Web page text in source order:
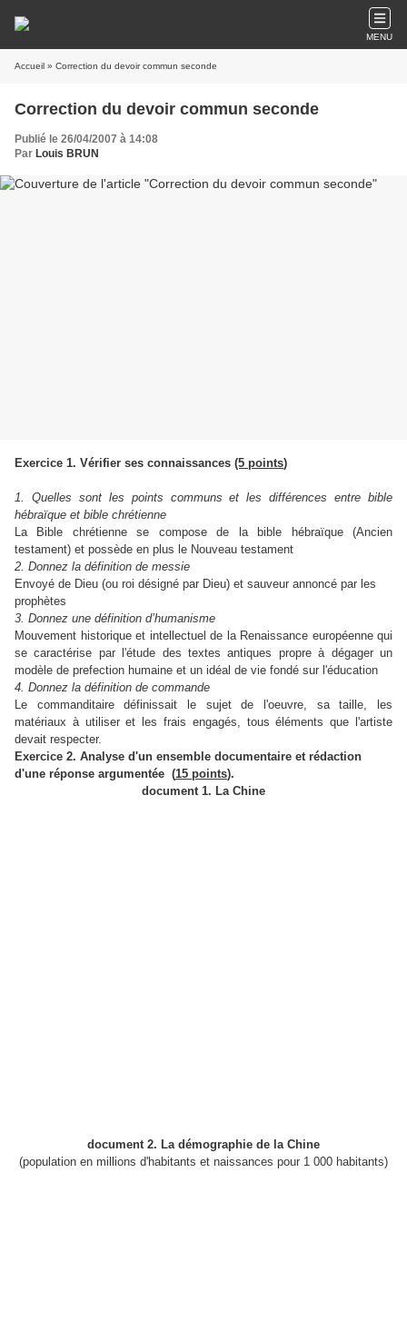
MENU
Accueil » Correction du devoir commun seconde
Correction du devoir commun seconde
Publié le 26/04/2007 à 14:08
Par Louis BRUN
Exercice 1. Vérifier ses connaissances (5 points)
1. Quelles sont les points communs et les différences entre bible
hébraïque et bible chrétienne
La Bible chrétienne se compose de la bible hébraïque (Ancien
testament) et possède en plus le Nouveau testament
2. Donnez la définition de messie
Envoyé de Dieu (ou roi désigné par Dieu) et sauveur annoncé par les
prophètes
3. Donnez une définition d’humanisme
Mouvement historique et intellectuel de la Renaissance européenne qui
se caractérise par l'étude des textes antiques propre à dégager un
modèle de prefection humaine et un idéal de vie fondé sur l'éducation
4. Donnez la définition de commande
Le commanditaire définissait le sujet de l'oeuvre, sa taille, les
matériaux à utiliser et les frais engagés, tous éléments que l'artiste
devait respecter.
Exercice 2. Analyse d'un ensemble documentaire et rédaction
d'une réponse argumentée (15 points).
document 1. La Chine
document 2. La démographie de la Chine
(population en millions d'habitants et naissances pour 1 000 habitants)